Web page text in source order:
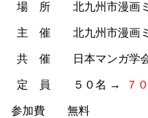
場 所 北九州市漫画ミ
主 催 北九州市漫画ミ
共 催 日本マンガ学会
定 員 ５０名 → ７
参加費 無料